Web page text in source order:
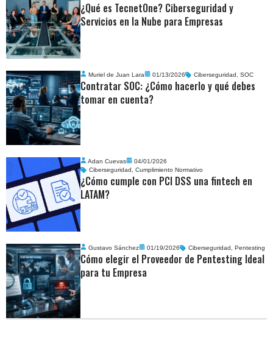
¿Qué es TecnetOne? Ciberseguridad y
Servicios en la Nube para Empresas
Muriel de Juan Lara 01/13/2026 Ciberseguridad ,SOC
Contratar SOC: ¿Cómo hacerlo y qué debes
tomar en cuenta?
Adan Cuevas
04/01/2026
Ciberseguridad,Cumplimiento Normativo
¿Cómo cumple con PCI DSS una fintech en
LATAM?
Gustavo Sánchez 01/19/2026 Ciberseguridad , Pentesting
Cómo elegir el Proveedor de Pentesting Ideal
para tu Empresa